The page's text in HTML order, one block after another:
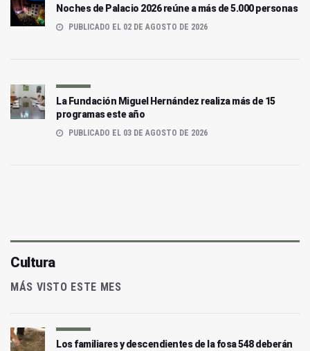
Noches de Palacio 2026 reúne a más de 5.000 personas
PUBLICADO EL 02 DE AGOSTO DE 2026
La Fundación Miguel Hernández realiza más de 15
programas este año
PUBLICADO EL 03 DE AGOSTO DE 2026
Cultura
MÁS VISTO ESTE MES
Los familiares y descendientes de la fosa 548 deberán